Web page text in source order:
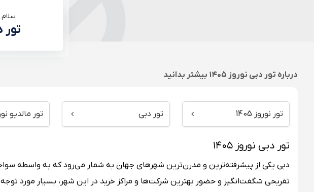
سلام
تور
درباره تور دبی نوروز ۱۴۰۵ بیشتر بدانید
تور نوروز 1405 تور دبی تور مالدیو نوروز
تور دبی نوروز ۱۴۰۵
دبی یکی از پیشرفته‌ترین و مدرن‌ترین شهرهای جهان به شمار می‌رود که به واسطه
تفریحی شگفت‌انگیز و حضور بهترین شرکت‌ها و مراکز خرید در این شهر، بسیار مورد توجه